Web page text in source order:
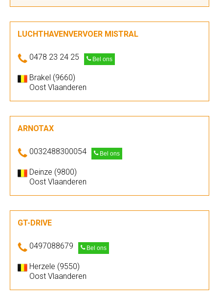
LUCHTHAVENVERVOER MISTRAL
0478 23 24 25 Bel ons
Brakel (9660)
Oost Vlaanderen
ARNOTAX
0032488300054 Bel ons
Deinze (9800)
Oost Vlaanderen
GT-DRIVE
0497088679 Bel ons
Herzele (9550)
Oost Vlaanderen